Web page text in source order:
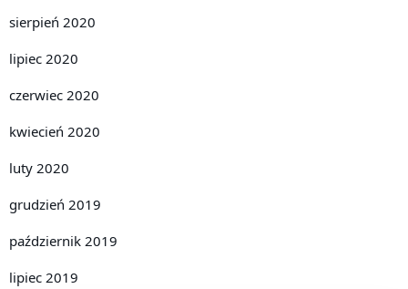
sierpień 2020
lipiec 2020
czerwiec 2020
kwiecień 2020
luty 2020
grudzień 2019
październik 2019
lipiec 2019